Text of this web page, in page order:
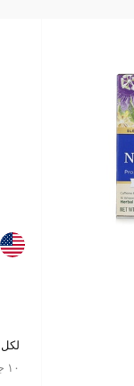
لكل
19.11 ١٠ جم